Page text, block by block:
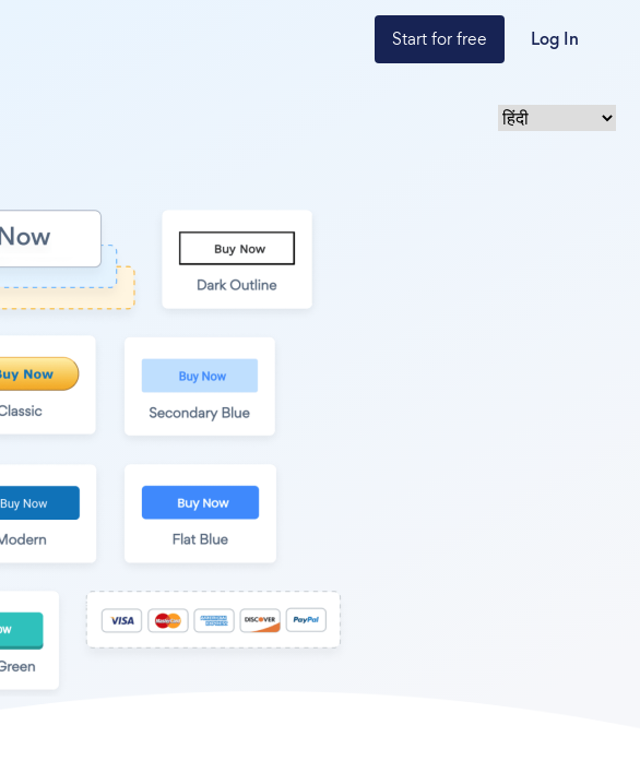
Start for free Log In